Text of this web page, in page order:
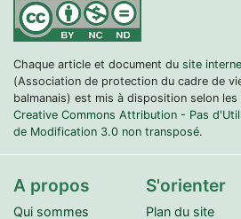
Chaque article et document du site
(Association de protection du cadre de
balmanais) est mis à disposition selon
Creative Commons Attribution - Pas
de Modification 3.0 non transposé.
A propos
Qui sommes
S'orienter
Plan du site